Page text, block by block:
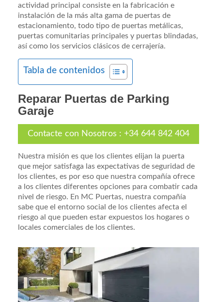
actividad principal consiste en la fabricación e
instalación de la más alta gama de puertas de
estacionamiento, todo tipo de puertas metálicas,
puertas comunitarias principales y puertas blindadas,
así como los servicios clásicos de cerrajería.
Tabla de contenidos
Reparar Puertas de Parking
Garaje
Contacte con Nosotros : +34 644 842 404
Nuestra misión es que los clientes elijan la puerta
que mejor satisfaga las expectativas de seguridad de
los clientes, es por eso que nuestra compañía ofrece
a los clientes diferentes opciones para combatir cada
nivel de riesgo. En MC Puertas, nuestra compañía
sabe que el entorno social de los clientes afecta el
riesgo al que pueden estar expuestos los hogares o
locales comerciales de los clientes.